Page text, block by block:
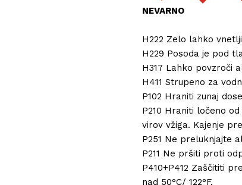
NEVARNO
H222 Zelo lahko
H229 Posoda je pod
H317 Lahko povzroči
H411 Strupeno za
P102 Hraniti zunaj
P210 Hraniti ločeno
virov vžiga. Kajenje
P251 Ne preluknjajte
P211 Ne pršiti proti
P410+P412 Zaščititi
nad 50°C/ 122°F.